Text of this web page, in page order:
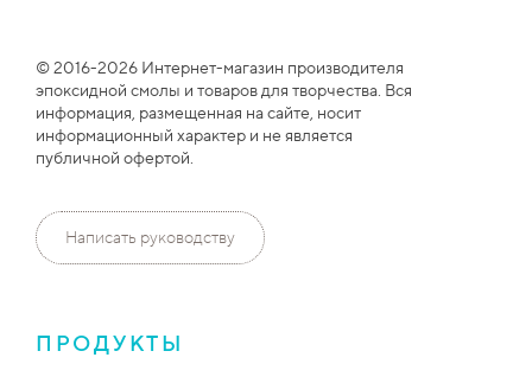
© 2016-2026 Интернет-магазин производителя
эпоксидной смолы и товаров для творчества. Вся
информация, размещенная на сайте, носит
информационный характер и не является
публичной офертой.
Написать руководству
ПРОДУКТЫ